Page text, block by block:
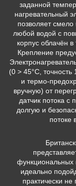
заданной
нагревательный
позволяет смело
любой водой с
корпус облачён
Крепление
(0 > 45°C,
и термо-
вручную) от
датчик потока с
долгую и
потоке
функциональных
идеально
практически